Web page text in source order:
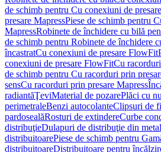
de schimb pentru Cu conexiuni de
presare MapressPiese de schimb pentru
MapressRobinete de închidere cu bilă
de schimb pentru Robinete de închidere
încastratCu conexiuni de presare FlowFit
conexiuni de presare FlowFitCu
de schimb pentru Cu racorduri prin
sensCu racorduri prin presare Mapress
radiantăŢeviMaterial de pozarePlăci cu
perimetraleBenzi autocolanteClipsuri de
pardosealăRosturi de extindereCurbe
distribuţieDulapuri de distribuţie din metal
distribuitoarePiese de schimb pentru
distribuitoareDistribuitoare pentru